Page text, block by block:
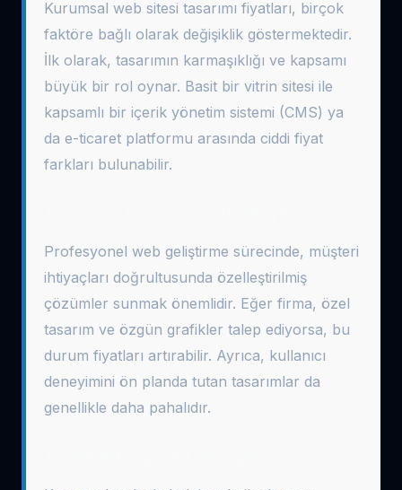
Kurumsal web sitesi tasarımı fiyatları, birçok
faktöre bağlı olarak değişiklik göstermektedir.
İlk olarak, tasarımın karmaşıklığı ve kapsamı
büyük bir rol oynar. Basit bir vitrin sitesi ile
kapsamlı bir içerik yönetim sistemi (CMS) ya
da e-ticaret platformu arasında ciddi fiyat
farkları bulunabilir.
Profesyonel web geliştirme sürecinde, müşteri
ihtiyaçları doğrultusunda özelleştirilmiş
çözümler sunmak önemlidir. Eğer firma, özel
tasarım ve özgün grafikler talep ediyorsa, bu
durum fiyatları artırabilir. Ayrıca, kullanıcı
deneyimini ön planda tutan tasarımlar da
genellikle daha pahalıdır.